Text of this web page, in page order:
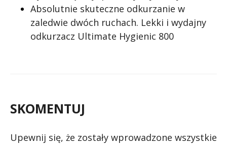
Absolutnie skuteczne odkurzanie w
zaledwie dwóch ruchach. Lekki i wydajny
odkurzacz Ultimate Hygienic 800
SKOMENTUJ
Upewnij się, że zostały wprowadzone wszystkie